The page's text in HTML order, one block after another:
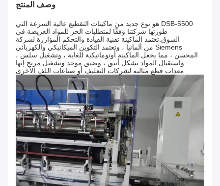
وصف المنتج
DSB-5500 هو نوع جديد من ماكينات التقطيع عالية السرعة التي
طورتها شركتنا وفقًا لمتطلبات الحز للمواد العريضة في
السوق.تعتمد الماكينة تقنية القيادة والتحكم المؤازرة لشركة
Siemens من ألمانيا ، وتعتمد التكوين الميكانيكي والكهربائي
المحسن ، مما يجعل الماكينة أوتوماتيكية للغاية ، وتشغيل سلس ،
واستقبال المواد بشكل أنيق ، وضيق موحد وتشغيل مريح.إنها
معدات قطع مثالية لشركات التغليف أو صناعات اللف الأخرى